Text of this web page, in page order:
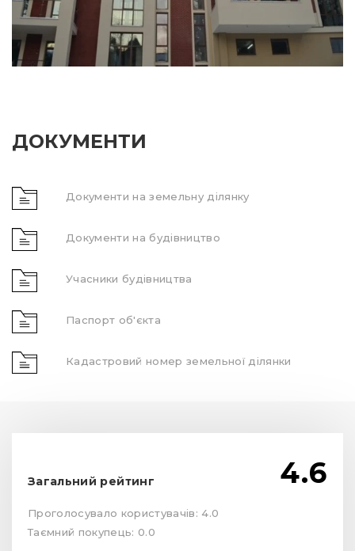
ДОКУМЕНТИ
Документи на земельну ділянку
Документи на будівництво
Учасники будівництва
Паспорт об'єкта
Кадастровий номер земельної ділянки
Загальний рейтинг 4.6
Проголосувало користувачів: 4.0
Таємний покупець: 0.0